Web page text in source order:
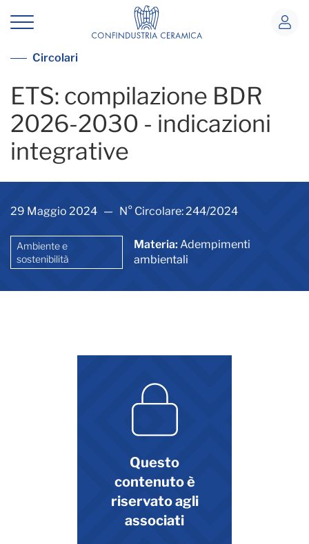
ETS: compilazione BDR 2026-2030
Vedi tutte le circolari
Circolari
ETS: compilazione BDR
2026-2030 - indicazioni
integrative
29 Maggio 2024 — N° Circolare: 244/2024
Ambiente e
sostenibilità
Materia: Adempimenti
ambientali
Questo
contenuto è
riservato agli
associati